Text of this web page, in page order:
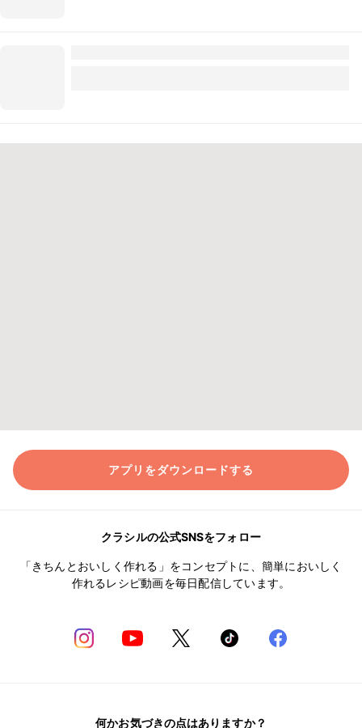
アプリをダウンロードする
クラシルの公式SNSをフォロー
「きちんとおいしく作れる」をコンセプトに、簡単においしく
作れるレシピ動画を毎日配信しています。
何かお気づきの点はありますか？